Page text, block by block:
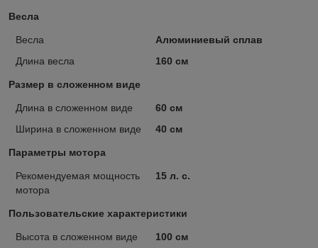
Весла
Весла
Алюминиевый сплав
Длина весла
160 см
Размер в сложенном виде
Длина в сложенном виде
60 см
Ширина в сложенном виде
40 см
Параметры мотора
Рекомендуемая мощность
мотора
15 л. с.
Пользовательские характеристики
Высота в сложенном виде
100 см